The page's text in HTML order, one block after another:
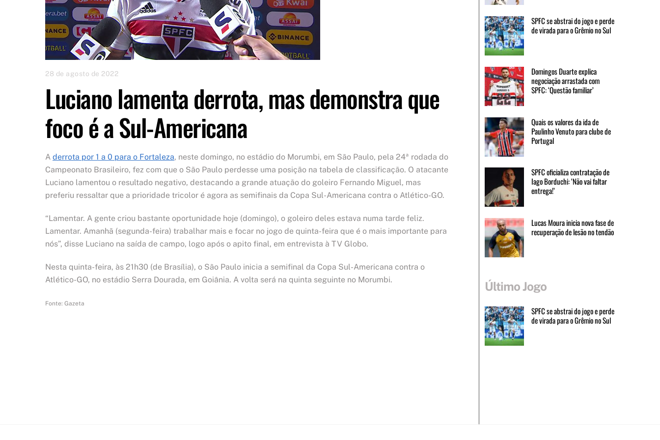
28 de agosto de 2022
Luciano lamenta derrota, mas demonstra que
foco é a Sul-Americana
A derrota por 1 a 0 para o Fortaleza, neste domingo, no estádio do Morumbi, em São Paulo, pela 24ª rodada do
Campeonato Brasileiro, fez com que o São Paulo perdesse uma posição na tabela de classificação. O atacante
Luciano lamentou o resultado negativo, destacando a grande atuação do goleiro Fernando Miguel, mas
preferiu ressaltar que a prioridade tricolor é agora as semifinais da Copa Sul-Americana contra o Atlético-GO.
“Lamentar. A gente criou bastante oportunidade hoje (domingo), o goleiro deles estava numa tarde feliz.
Lamentar. Amanhã (segunda-feira) trabalhar mais e focar no jogo de quinta-feira que é o mais importante para
nós”, disse Luciano na saída de campo, logo após o apito final, em entrevista à TV Globo.
Nesta quinta-feira, às 21h30 (de Brasília), o São Paulo inicia a semifinal da Copa Sul-Americana contra o
Atlético-GO, no estádio Serra Dourada, em Goiânia. A volta será na quinta seguinte no Morumbi.
Fonte: Gazeta
SPFC se abstrai do jogo e perde
de virada para o Grêmio no Sul
Domingos Duarte explica
negociação arrastada com
SPFC: ‘Questão familiar’
Quais os valores da ida de
Paulinho Venuto para clube de
Portugal
SPFC oficializa contratação de
Iago Borduchi: ‘Não vai faltar
entrega!’
Lucas Moura inicia nova fase de
recuperação de lesão no tendão
Último Jogo
SPFC se abstrai do jogo e perde
de virada para o Grêmio no Sul